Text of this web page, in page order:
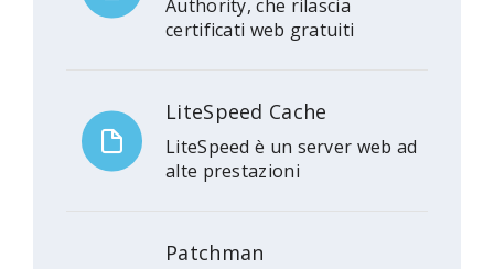
Authority, che rilascia
certificati web gratuiti
LiteSpeed Cache
LiteSpeed è un server web ad
alte prestazioni
Patchman